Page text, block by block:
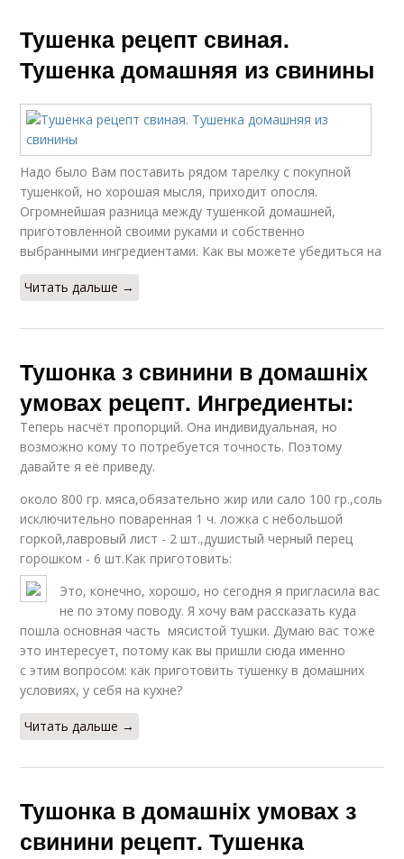
Тушенка рецепт свиная.
Тушенка домашняя из свинины
Надо было Вам поставить рядом тарелку с покупной
тушенкой, но хорошая мысля, приходит опосля.
Огромнейшая разница между тушенкой домашней,
приготовленной своими руками и собственно
выбранными ингредиентами. Как вы можете убедиться на
Читать дальше →
Тушонка з свинини в домашніх
умовах рецепт. Ингредиенты:
Теперь насчёт пропорций. Она индивидуальная, но
возможно кому то потребуется точность. Поэтому
давайте я её приведу.
около 800 гр. мяса,обязательно жир или сало 100 гр.,соль
исключительно поваренная 1 ч. ложка с небольшой
горкой,лавровый лист - 2 шт.,душистый черный перец
горошком - 6 шт.Как приготовить:
Это, конечно, хорошо, но сегодня я пригласила вас
не по этому поводу. Я хочу вам рассказать куда
пошла основная часть мясистой тушки. Думаю вас тоже
это интересует, потому как вы пришли сюда именно
с этим вопросом: как приготовить тушенку в домашних
условиях, у себя на кухне?
Читать дальше →
Тушонка в домашніх умовах з
свинини рецепт. Тушенка